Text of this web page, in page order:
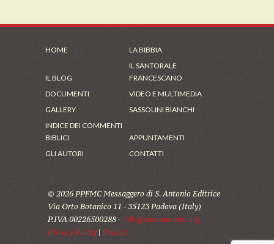
HOME LA BIBBIA
IL BLOG
IL SANTORALE
FRANCESCANO
DOCUMENTI
VIDEO E MULTIMEDIA
GALLERY
SASSOLINI BIANCHI
INDICE DEI COMMENTI
BIBLICI
APPUNTAMENTI
GLI AUTORI
CONTATTI
© 2026 PPFMC Messaggero di S. Antonio Editrice
Via Orto Botanico 11 - 35123 Padova (Italy)
P.IVA 00226500288 - info@santantonio.org
Privacy Policy| Credits